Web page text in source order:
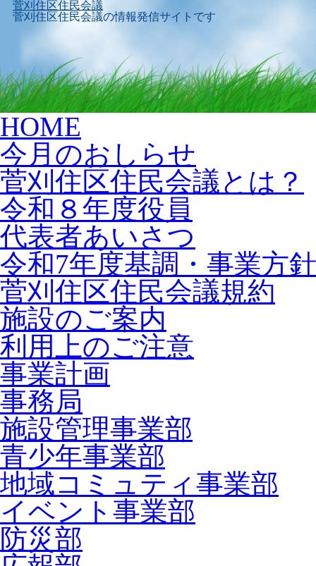
菅刈住区住民会議
菅刈住区住民会議の情報発信サイトです
Skip
to
content
HOME
今月のおしらせ
菅刈住区住民会議とは？
令和８年度役員
代表者あいさつ
令和7年度基調・事業方針
菅刈住区住民会議規約
施設のご案内
利用上のご注意
事業計画
事務局
施設管理事業部
青少年事業部
地域コミュティ事業部
イベント事業部
防災部